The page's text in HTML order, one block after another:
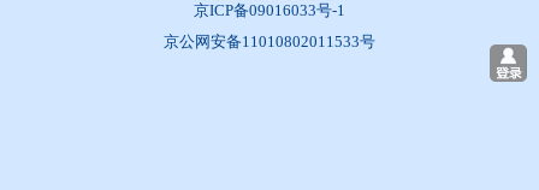
京ICP备09016033号-1
京公网安备11010802011533号